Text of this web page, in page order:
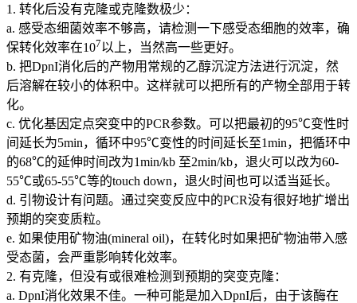
1. 转化后没有克隆或克隆数极少：
a. 感受态细菌效率不够高，请检测一下感受态细胞的效率，确
保转化效率在107以上，当然高一些更好。
b. 把DpnI消化后的产物用常规的乙醇沉淀方法进行沉淀，然
后溶解在较小的体积中。这样就可以把所有的产物全部用于转
化。
c. 优化基因定点突变中的PCR参数。可以把最初的95℃变性时
间延长为5min，循环中95℃变性的时间延长至1min，把循环中
的68℃的延伸时间改为1min/kb 至2min/kb，退火可以改为60-
55℃或65-55℃等的touch down，退火时间也可以适当延长。
d. 引物设计有问题。通过突变反应中的PCR没有很好地扩增出
预期的突变质粒。
e. 如果使用矿物油(mineral oil)，在转化时如果把矿物油带入感
受态菌，会严重影响转化效率。
2. 有克隆，但没有或很难检测到预期的突变克隆：
a. DpnI消化效果不佳。一种可能是加入DpnI后，由于该酶在